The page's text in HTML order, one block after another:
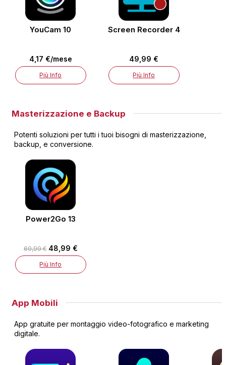
YouCam 10
4,17 €/mese
Più Info
Screen Recorder 4
49,99 €
Più Info
Masterizzazione e Backup
Potenti soluzioni per tutti i tuoi bisogni di masterizzazione,
backup, e conversione.
Power2Go 13
69,99 € 48,99 €
Più Info
App Mobili
App gratuite per montaggio video-fotografico e marketing
digitale.